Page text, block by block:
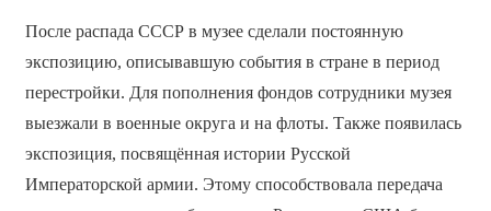
После распада СССР в музее сделали постоянную
экспозицию, описывавшую события в стране в период
перестройки. Для пополнения фондов сотрудники музея
выезжали в военные округа и на флоты. Также появилась
экспозиция, посвящённая истории Русской
Императорской армии. Этому способствовала передача